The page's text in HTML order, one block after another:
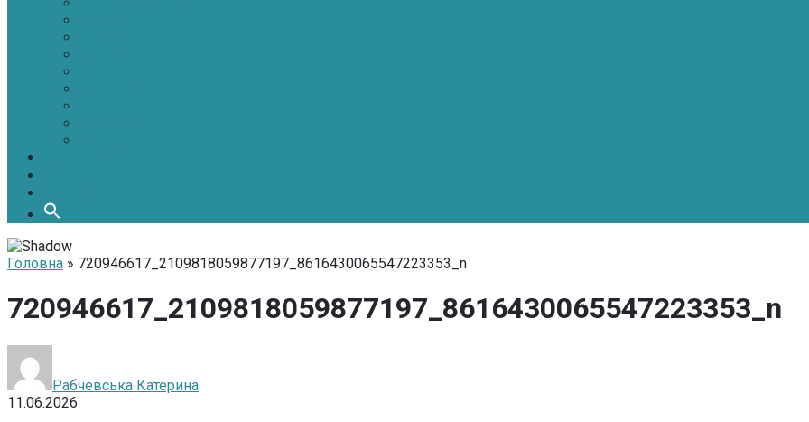
Головна » 720946617_2109818059877197_8616430065547223353_n
720946617_2109818059877197_8616430065547223353_n
Рабчевська Катерина
11.06.2026